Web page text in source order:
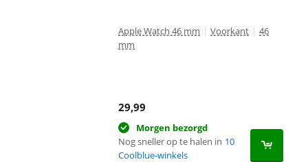
Apple Watch 46 mm | Voorkant | 46
mm
29,99
Morgen bezorgd
Nog sneller op te halen in 10
Coolblue-winkels